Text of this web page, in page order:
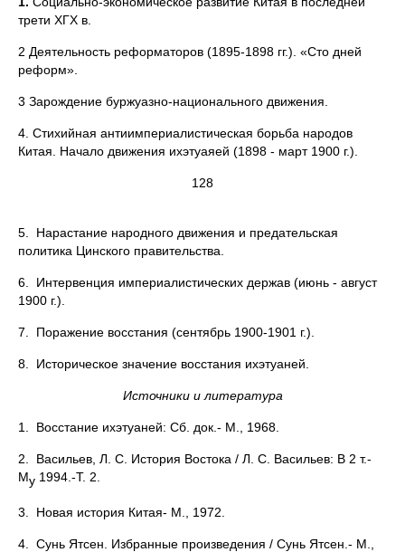
трети ХГХ в.
2 Деятельность реформаторов (1895-1898 гг.). «Сто дней
реформ».
3 Зарождение буржуазно-национального движения.
4. Стихийная антиимпериалистическая борьба народов
Китая. Начало движения ихэтуаяей (1898 - март 1900 г.).
128
5. Нарастание народного движения и предательская
политика Цинского правительства.
6. Интервенция империалистических держав (июнь - август
1900 г.).
7. Поражение восстания (сентябрь 1900-1901 г.).
8. Историческое значение восстания ихэтуаней.
Источники и литература
1. Восстание ихэтуаней: Сб. док.- М., 1968.
2. Васильев, Л. С. История Востока / Л. С. Васильев: В 2 т.-
Му 1994.-Т. 2.
3. Новая история Китая- М., 1972.
4. Сунь Ятсен. Избранные произведения / Сунь Ятсен.- М.,